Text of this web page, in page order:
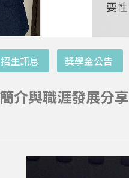
招生訊息 獎學金公告
介與職涯發展分享